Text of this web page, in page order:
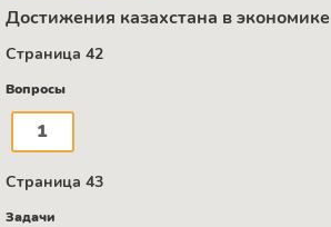
Достижения казахстана в экономике
Страница 42
Вопросы
1
Страница 43
Задачи